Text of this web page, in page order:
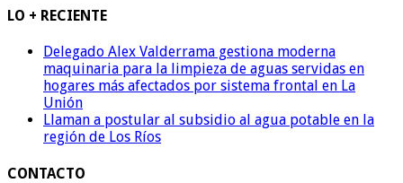
LO + RECIENTE
Delegado Alex Valderrama gestiona moderna
maquinaria para la limpieza de aguas servidas en
hogares más afectados por sistema frontal en La
Unión
Llaman a postular al subsidio al agua potable en la
región de Los Ríos
CONTACTO